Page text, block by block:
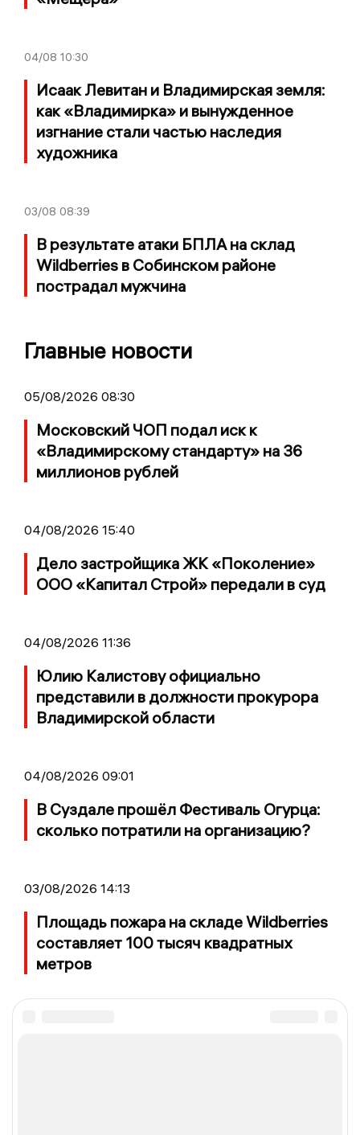
04/08 10:30
Исаак Левитан и Владимирская земля:
как «Владимирка» и вынужденное
изгнание стали частью наследия
художника
03/08 08:39
В результате атаки БПЛА на склад
Wildberries в Собинском районе
пострадал мужчина
Главные новости
05/08/2026 08:30
Московский ЧОП подал иск к
«Владимирскому стандарту» на 36
миллионов рублей
04/08/2026 15:40
Дело застройщика ЖК «Поколение»
ООО «Капитал Строй» передали в суд
04/08/2026 11:36
Юлию Калистову официально
представили в должности прокурора
Владимирской области
04/08/2026 09:01
В Суздале прошёл Фестиваль Огурца:
сколько потратили на организацию?
03/08/2026 14:13
Площадь пожара на складе Wildberries
составляет 100 тысяч квадратных
метров